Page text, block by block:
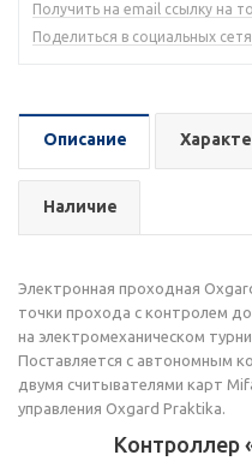
Получить на email ссылку на
Поделиться в социальных
Описание
Наличие
Электронная проходная
точки прохода с контролем
на электромеханическом
Поставляется с автономным
двумя считывателями карт
управления Oxgard Praktika.
Контроллер